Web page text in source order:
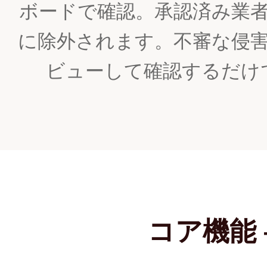
ボードで確認。承認済み業
に除外されます。不審な侵
ビューして確認するだけ
コア機